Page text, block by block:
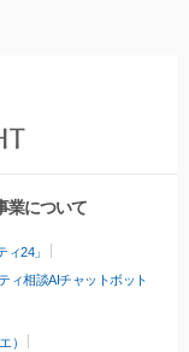
業について
24」
ィ相談AIチャットボット
）